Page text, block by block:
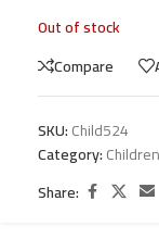
Out of stock
Compare
SKU:Child524
Category:
Share: